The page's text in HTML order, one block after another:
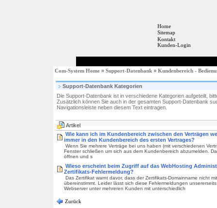
Home
Sitemap
Kontakt
Kunden-Login
Com-System Home » Support-Datenbank » Kundenbereich -
Support-Datenbank Kategorien
Die Support-Datenbank ist in verschiedene Kategorien aufgeteilt,
Zusätzlich können Sie auch in der gesamten Support-Datenbank
Navigationsleiste neben diesem Text eintragen.
Artikel
Wie kann ich im Kundenbereich zwischen den Verträgen
immer in den Kundenbereich des ersten Vertrages?
Wenn Sie mehrere Verträge bei uns haben (mit verschiedenen
Fenster schließen um sich aus dem Kundenbereich abzumelden.
öffnen und s
Wieso erscheint beim Zugriff auf das WebHosting
Zertifikats-Fehlermeldung?
Das Zertifikat warnt davor, dass der Zertifikats-Domainname nicht
übereinstimmt. Leider lässt sich diese Fehlermeldungen
Webserver unter mehreren Kunden mit unterschiedlich
Zurück